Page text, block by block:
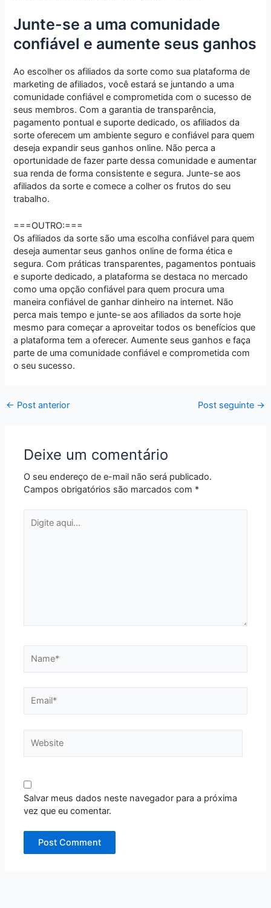
Junte-se a uma comunidade
confiável e aumente seus ganhos
Ao escolher os afiliados da sorte como sua plataforma de
marketing de afiliados, você estará se juntando a uma
comunidade confiável e comprometida com o sucesso de
seus membros. Com a garantia de transparência,
pagamento pontual e suporte dedicado, os afiliados da
sorte oferecem um ambiente seguro e confiável para quem
deseja expandir seus ganhos online. Não perca a
oportunidade de fazer parte dessa comunidade e aumentar
sua renda de forma consistente e segura. Junte-se aos
afiliados da sorte e comece a colher os frutos do seu
trabalho.
===OUTRO:===
Os afiliados da sorte são uma escolha confiável para quem
deseja aumentar seus ganhos online de forma ética e
segura. Com práticas transparentes, pagamentos pontuais
e suporte dedicado, a plataforma se destaca no mercado
como uma opção confiável para quem procura uma
maneira confiável de ganhar dinheiro na internet. Não
perca mais tempo e junte-se aos afiliados da sorte hoje
mesmo para começar a aproveitar todos os benefícios que
a plataforma tem a oferecer. Aumente seus ganhos e faça
parte de uma comunidade confiável e comprometida com
o seu sucesso.
← Post anterior Post seguinte →
Deixe um comentário
O seu endereço de e-mail não será publicado.
Campos obrigatórios são marcados com *
aqui...
Salvar meus dados neste navegador para a próxima
vez que eu comentar.